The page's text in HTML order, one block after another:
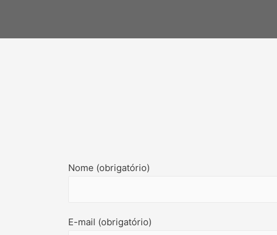
Nome (obrigatório)
E-mail (obrigatório)